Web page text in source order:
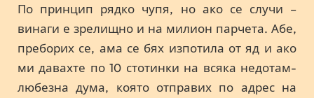
По принцип рядко чупя, но ако се случи –
винаги е зрелищно и на милион парчета. Абе,
преборих се, ама се бях изпотила от яд и ако
ми давахте по 10 стотинки на всяка недотам-
любезна дума, която отправих по адрес на